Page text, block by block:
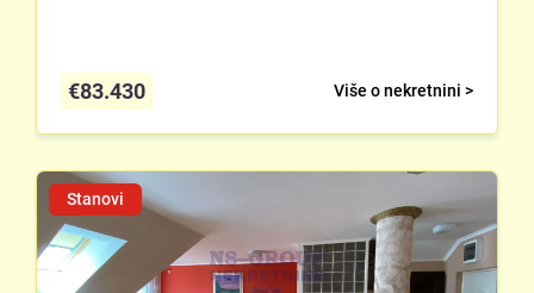
Više o nekretnini >
€83.430
Stanovi